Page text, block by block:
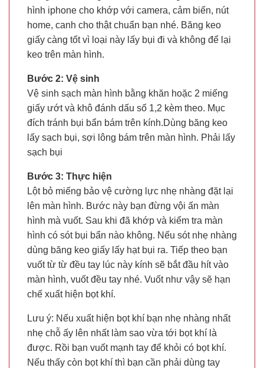
hình iphone cho khớp với camera, cảm biến, nút
home, canh cho thật chuẩn bạn nhé. Băng keo
giấy càng tốt vì loại này lấy bụi đi và không để lại
keo trên màn hình.
Bước 2: Vệ sinh
Vệ sinh sạch màn hình bằng khăn hoặc 2 miếng
giấy ướt và khô đánh dấu số 1,2 kèm theo. Mục
đích tránh bụi bẩn bám trên kính.Dùng băng keo
lấy sạch bụi, sợi lông bám trên màn hình. Phải lấy
sạch bụi
Bước 3: Thực hiện
Lột bỏ miếng bảo vệ cường lực nhẹ nhàng đặt lại
lên màn hình. Bước này bạn đừng vội ấn màn
hình mà vuốt. Sau khi đã khớp và kiểm tra màn
hình có sót bụi bẩn nào không. Nếu sót nhẹ nhàng
dùng băng keo giấy lấy hạt bụi ra. Tiếp theo bạn
vuốt từ từ đều tay lúc này kính sẽ bắt đầu hít vào
màn hình, vuốt đều tay nhé. Vuốt như vậy sẽ hạn
chế xuất hiện bọt khí.
Lưu ý: Nếu xuất hiện bọt khí bạn nhẹ nhàng nhất
nhẹ chỗ ấy lên nhất làm sao vừa tới bọt khí là
được. Rồi bạn vuốt mạnh tay để khỏi có bọt khí.
Nếu thấy còn bọt khí thì bạn cần phải dùng tay